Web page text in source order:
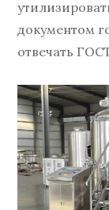
документом
отвечать